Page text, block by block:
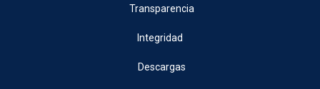
Transparencia
Integridad
Descargas